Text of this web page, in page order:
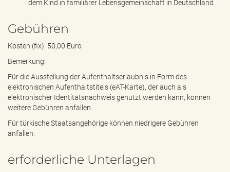
dem Kind in familiärer Lebensgemeinschaft in Deutschland.
Gebühren
Kosten (fix): 50,00 Euro
Bemerkung:
Für die Ausstellung der Aufenthaltserlaubnis in Form des
elektronischen Aufenthaltstitels (eAT-Karte), der auch als
elektronischer Identitätsnachweis genutzt werden kann, können
weitere Gebühren anfallen.
Für türkische Staatsangehörige können niedrigere Gebühren
anfallen.
erforderliche Unterlagen